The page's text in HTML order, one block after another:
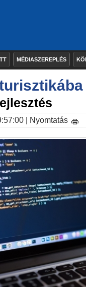
MÉDIASZEREPLÉS
| Nyomtatás